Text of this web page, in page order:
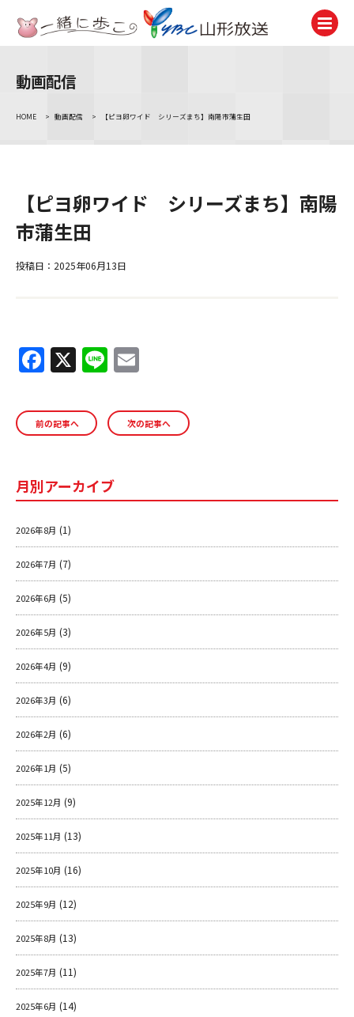
News
やまがた情熱市場
動画配信
HOME > 動画配信 > 【ピヨ卵ワイド シリーズまち】南陽市蒲生田
【ピヨ卵ワイド シリーズまち】南陽
市蒲生田
投稿日：2025年06月13日
F
c
e
o
o
k
X Li
e ai
l
前の記事へ 次の記事へ
月別アーカイブ
2026年8月 (1)
2026年7月 (7)
2026年6月 (5)
2026年5月 (3)
2026年4月 (9)
2026年3月 (6)
2026年2月 (6)
2026年1月 (5)
2025年12月 (9)
2025年11月 (13)
2025年10月 (16)
2025年9月 (12)
2025年8月 (13)
2025年7月 (11)
2025年6月 (14)